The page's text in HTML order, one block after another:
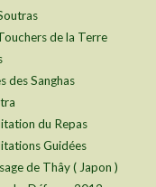
de la Terre
des Sanghas
du Repas
Guidées
de Thây ( Japon )